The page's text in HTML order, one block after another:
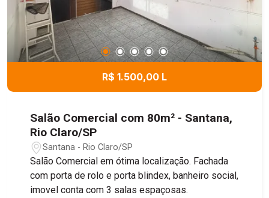
R$ 1.500,00 L
Salão Comercial com 80m² - Santana,
Rio Claro/SP
Santana - Rio Claro/SP
Salão Comercial em ótima localização. Fachada
com porta de rolo e porta blindex, banheiro social,
imovel conta com 3 salas espaçosas.